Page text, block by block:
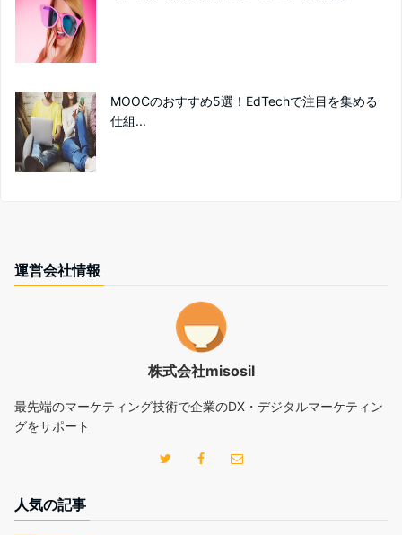
MOOCのおすすめ5選！EdTechで注目を集める
仕組...
運営会社情報
株式会社misosil
最先端のマーケティング技術で企業のDX・デジタルマーケティン
グをサポート
人気の記事